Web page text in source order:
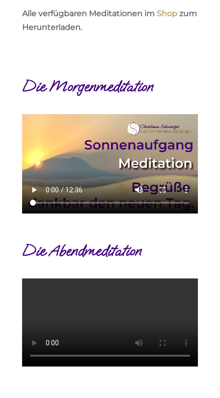
Alle verfügbaren Meditationen im Shopzum
Herunterladen.
Die Morgenmeditation
Die Abendmeditation